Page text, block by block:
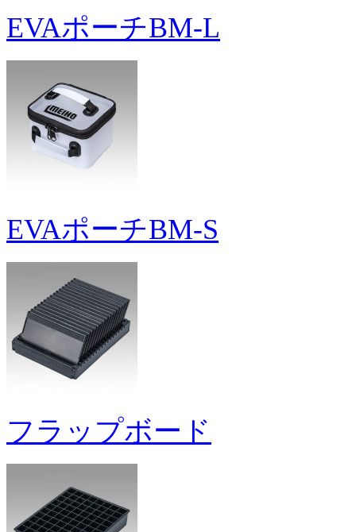
EVAポーチBM-L
EVAポーチBM-S
フラップボード